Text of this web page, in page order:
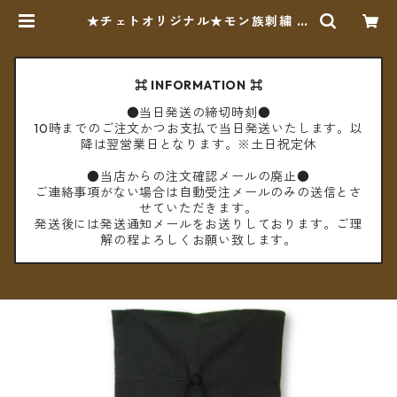
★チェトオリジナル★モン族刺繍 ス
⌘ INFORMATION ⌘
●当日発送の締切時刻●
10時までのご注文かつお支払で当日発送いたします。以
降は翌営業日となります。※土日祝定休
●当店からの注文確認メールの廃止●
ご連絡事項がない場合は自動受注メールのみの送信とさ
せていただきます。
発送後には発送通知メールをお送りしております。ご理
解の程よろしくお願い致します。